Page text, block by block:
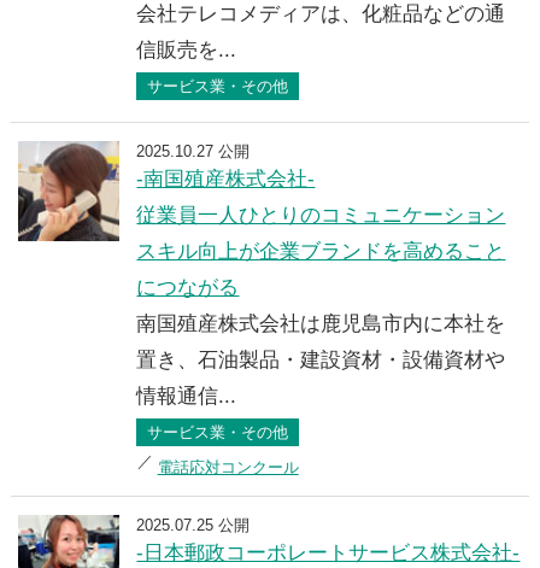
会社テレコメディアは、化粧品などの通
信販売を...
サービス業・その他
2025.10.27 公開
-南国殖産株式会社-
従業員一人ひとりのコミュニケーション
スキル向上が企業ブランドを高めること
につながる
南国殖産株式会社は鹿児島市内に本社を
置き、石油製品・建設資材・設備資材や
情報通信...
サービス業・その他
電話応対コンクール
2025.07.25 公開
-日本郵政コーポレートサービス株式会社-